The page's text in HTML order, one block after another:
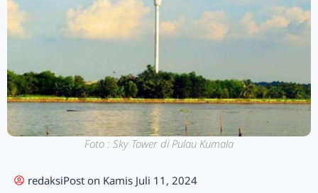
Foto : Sky Tower di Pulau Kumala
redaksiPost on Kamis Juli 11, 2024